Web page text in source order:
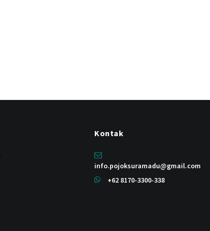
Kontak
info.pojoksuramadu@gmail.com
+62 8170-3300-338